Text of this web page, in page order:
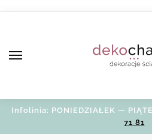
Infolinia: PONIEDZIAŁEK —
71 81